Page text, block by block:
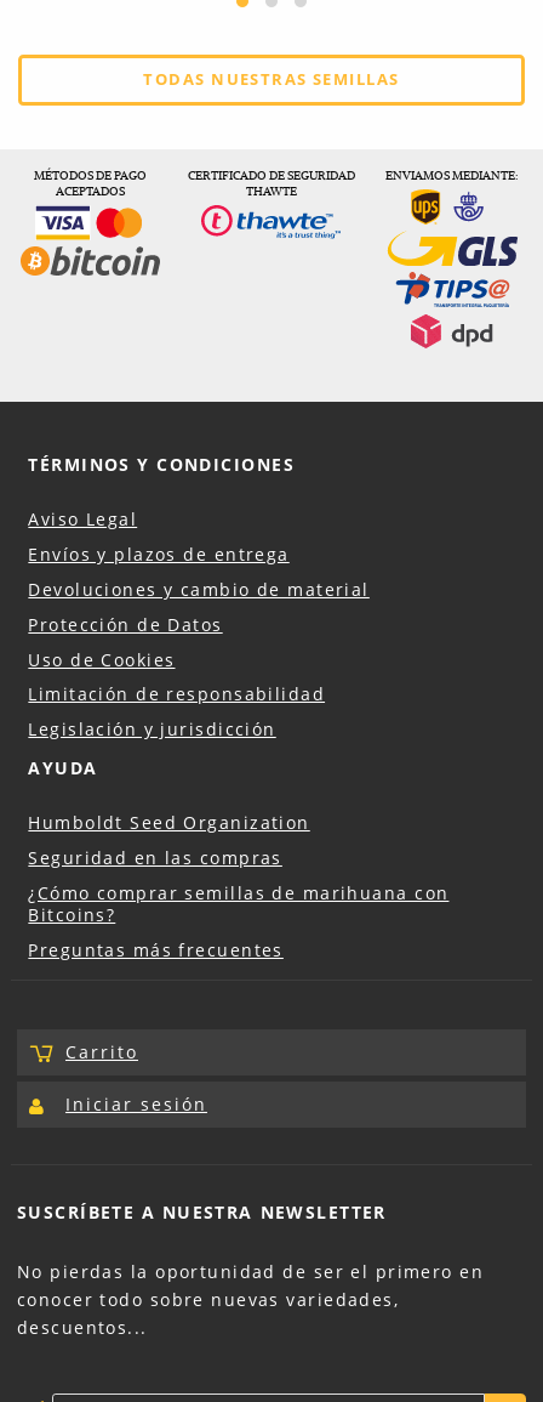
TODAS NUESTRAS SEMILLAS
MÉTODOS DE PAGO
ACEPTADOS
CERTIFICADO DE SEGURIDAD
THAWTE
ENVIAMOS MEDIANTE:
TÉRMINOS Y CONDICIONES
Aviso Legal
Envíos y plazos de entrega
Devoluciones y cambio de material
Protección de Datos
Uso de Cookies
Limitación de responsabilidad
Legislación y jurisdicción
AYUDA
Humboldt Seed Organization
Seguridad en las compras
¿Cómo comprar semillas de marihuana con
Bitcoins?
Preguntas más frecuentes
Carrito
Iniciar sesión
SUSCRÍBETE A NUESTRA NEWSLETTER
No pierdas la oportunidad de ser el primero en
conocer todo sobre nuevas variedades,
descuentos...